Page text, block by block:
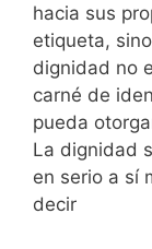
hacia sus
etiqueta,
dignidad no
carné de
pueda
La dignidad
en serio a sí
decir